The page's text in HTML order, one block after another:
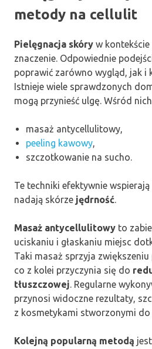
metody na cellulit
Pielęgnacja skóry w kontekście
znaczenie. Odpowiednie
poprawić zarówno wygląd, jak i
Istnieje wiele sprawdzonych
mogą przynieść ulgę. Wśród
masaż antycellulitowy,
peeling kawowy,
szczotkowanie na sucho.
Te techniki efektywnie wspierają
nadają skórze jędrność.
Masaż antycellulitowy to
uciskaniu i głaskaniu miejsc
Taki masaż sprzyja
co z kolei przyczynia się do
tłuszczowej. Regularne
przynosi widoczne rezultaty,
z kosmetykami stworzonymi do
Kolejną popularną metodą jest